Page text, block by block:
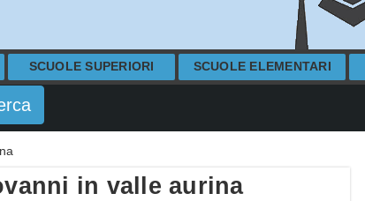
SCUOLE SUPERIORI SCUOLE ELEMENTARI
in valle aurina